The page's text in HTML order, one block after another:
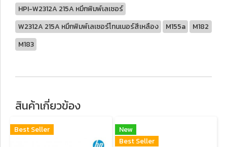
HPI-W2312A 215A หมึกพิมพ์เลเซอร์
W2312A 215A หมึกพิมพ์เลเซอร์โทนเนอร์สีเหลือง
M155a
M182
M183
สินค้าเกี่ยวข้อง
Best Seller
New
Best Seller